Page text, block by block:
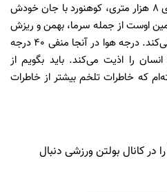
قیچی‌ساز عنوان کرد: در صعودهای 8 هزار متری، کوهنورد با جان خودش
اوست از جمله سرما، بهمن و ریزش
کوه که این‌ها صعودها را سخت می‌کند. درجه هوا در آنجا منفی 40 درجه
را اذیت می‌کند. باید بگویم از
که خاطرات تلخم بیشتر از خاطرات
در کانال بولتن ورزشی دنبال